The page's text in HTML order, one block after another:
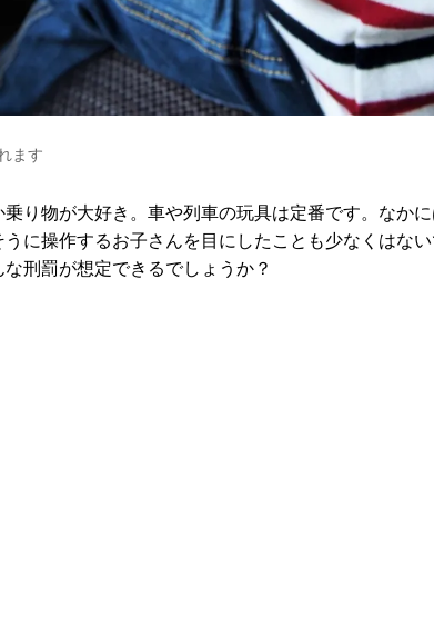
ます
り物が大好き。車や列車の玩具は定番です。なか
に操作するお子さんを目にしたことも少なくはな
刑罰が想定できるでしょうか？